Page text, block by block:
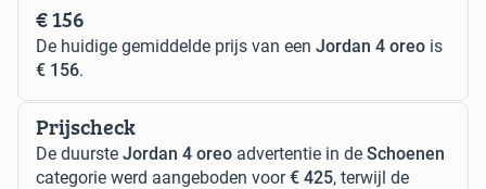
€ 156
De huidige gemiddelde prijs van een Jordan 4 oreo is
€ 156.
Prijscheck
De duurste Jordan 4 oreo advertentie in de Schoenen
categorie werd aangeboden voor€ 425, terwijl de